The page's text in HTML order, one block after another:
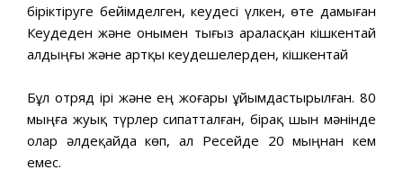
біріктіруге бейімделген, кеудесі үлкен, өте дамыған
Кеудеден және онымен тығыз араласқан кішкентай
алдыңғы және артқы кеудешелерден, кішкентай
Бұл отряд ірі және ең жоғары ұйымдастырылған. 80
мыңға жуық түрлер сипатталған, бірақ шын мәнінде
олар әлдеқайда көп, ал Ресейде 20 мыңнан кем
емес.